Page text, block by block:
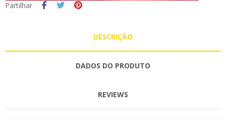
Partilhar
DESCRIÇÃO
DADOS DO PRODUTO
REVIEWS